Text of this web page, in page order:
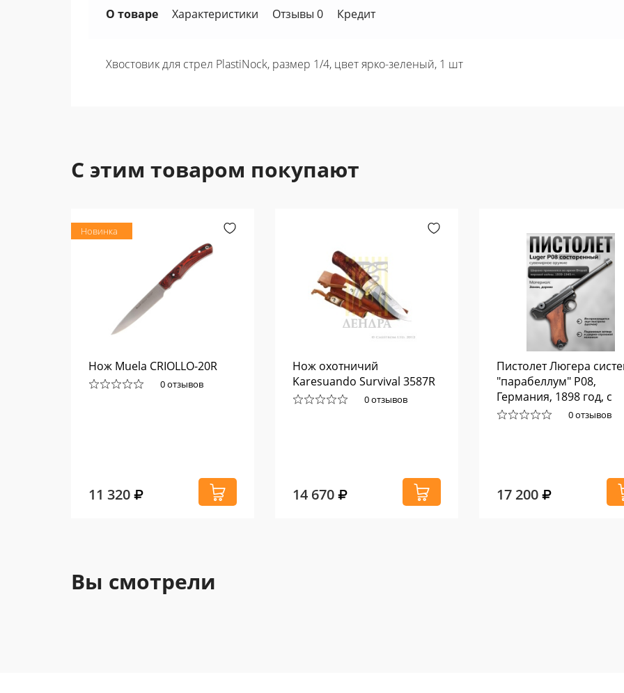
О товаре Характеристики Отзывы 0 Кредит
Хвостовик для стрел PlastiNock, размер 1/4, цвет ярко-зеленый, 1 шт
С этим товаром покупают
Новинка
Нож Muela CRIOLLO-20R
0 отзывов
11 320
Нож охотничий
Karesuando Survival 3587R
0 отзывов
14 670
Пистолет Люгера
"парабеллум" P08,
Германия, 1898 год, с
деревянными0 отзывов
17 200
Вы смотрели